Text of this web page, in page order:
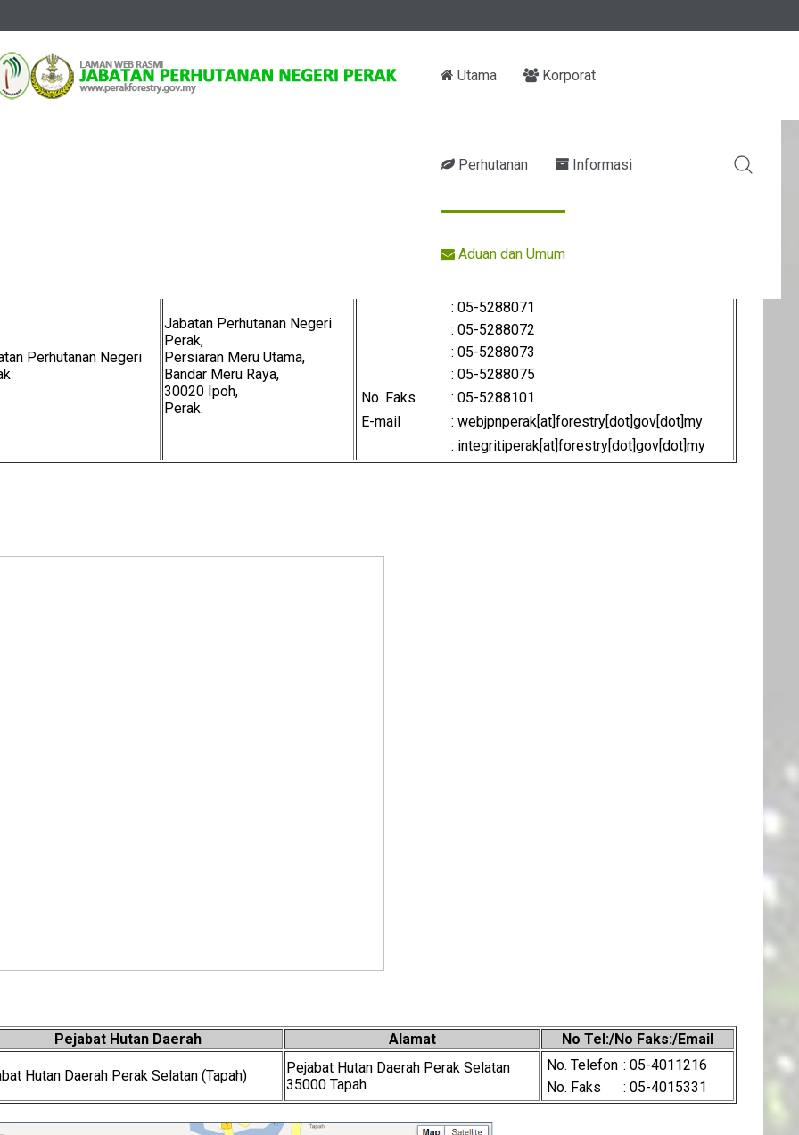
Utama Korporat
Perhutanan Informasi
Aduan dan Umum
No Tel:/No Faks:/Email
Perhutanan Negeri
Jabatan Perhutanan Negeri
Perak,
Persiaran Meru Utama,
Bandar Meru Raya,
30020 Ipoh,
Perak.
: 05-5288071
: 05-5288072
: 05-5288073
: 05-5288075
No. Faks
: 05-5288101
E-mail
: webjpnperak[at]forestry[dot]gov[dot]my
: integritiperak[at]forestry[dot]gov[dot]my
Pejabat Hutan Daerah Alamat No Tel:/No Faks:/Email
Hutan Daerah Perak Selatan (Tapah)
Pejabat Hutan Daerah Perak Selatan
35000 Tapah
No. Telefon : 05-4011216
No. Faks
: 05-4015331